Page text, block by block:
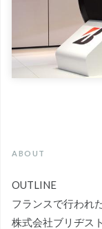
ABOUT
OUTLINE
フランスで行われ
株式会社ブリヂス